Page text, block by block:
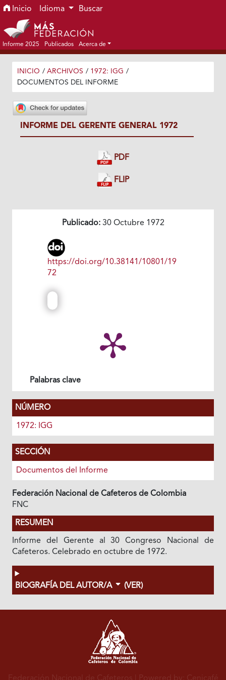
Ir al menú de navegación principal
Ir al contenido principal
Ir al pie de página del sitio
Inicio Idioma Buscar
Informe 2025 Publicados Acerca de
INICIO / ARCHIVOS / 1972: IGG /
DOCUMENTOS DEL INFORME
INFORME DEL GERENTE GENERAL 1972
PDF
FLIP
Publicado:30 Octubre 1972
https://doi.org/10.38141/10801/19
72
Palabras clave
NÚMERO
1972: IGG
SECCIÓN
Documentos del Informe
Federación Nacional de Cafeteros de Colombia
FNC
RESUMEN
Informe del Gerente al 30 Congreso Nacional de
Cafeteros. Celebrado en octubre de 1972.
BIOGRAFÍA DEL AUTOR/A (VER)
Federación Nacional de Cafeteros | Powered by: Cenicafé